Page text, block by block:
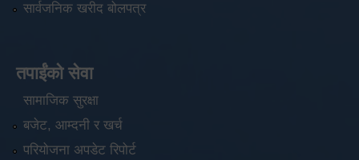
सार्वजनिक खरीद बोलपत्र
तपाईंको सेवा
सामाजिक सुरक्षा
बजेट, आम्दनी र खर्च
परियोजना अपडेट रिपोर्ट